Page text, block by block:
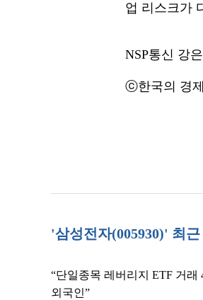
업 리스크가
NSP통신 강
ⓒ한국의 경제
'삼성전자(005930)' 최
“단일종목 레버리지 ETF 거래
외국인”